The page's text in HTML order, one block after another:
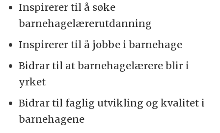
Inspirerer til å søke
barnehagelærerutdanning
Inspirerer til å jobbe i barnehage
Bidrar til at barnehagelærere blir i
yrket
Bidrar til faglig utvikling og kvalitet i
barnehagene